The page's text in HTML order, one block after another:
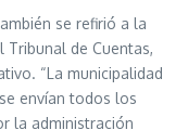
se refirió a la
Tribunal de Cuentas,
“La municipalidad
envían todos los
la administración